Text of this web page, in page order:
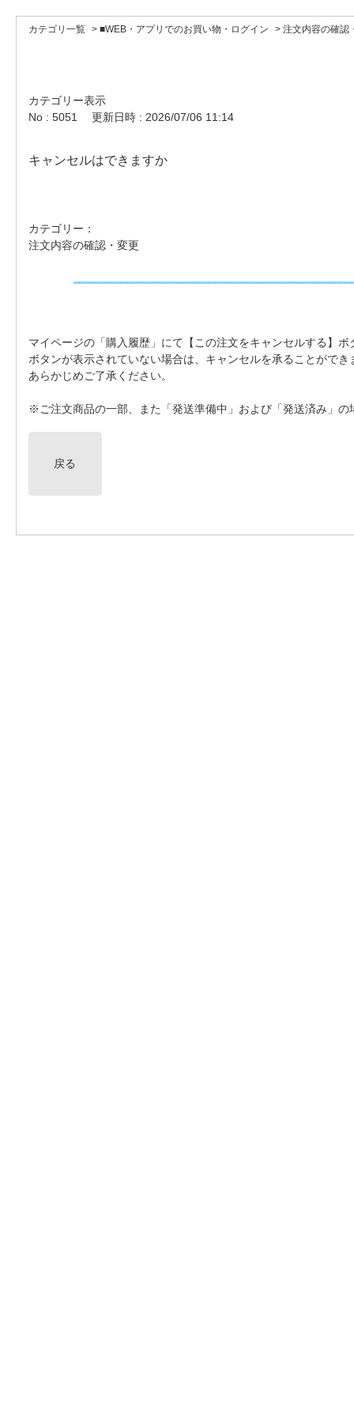
カテゴリ一覧 > ■WEB・アプリでのお買い物・ログイン > 注文内容の確認
カテゴリー表示
No : 5051
更新日時 : 2026/07/06 11:14
キャンセルはできますか
カテゴリー：
注文内容の確認・変更
マイページの「購入履歴」にて【この注文をキャンセルする】
ボタンが表示されていない場合は、キャンセルを承ることができ
あらかじめご了承ください。
※ご注文商品の一部、また「発送準備中」および「発送済み」の
戻る